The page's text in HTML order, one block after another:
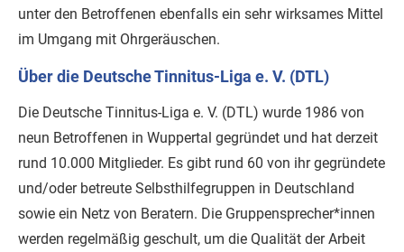
unter den Betroffenen ebenfalls ein sehr wirksames Mittel
im Umgang mit Ohrgeräuschen.
Über die Deutsche Tinnitus-Liga e. V. (DTL)
Die Deutsche Tinnitus-Liga e. V. (DTL) wurde 1986 von
neun Betroffenen in Wuppertal gegründet und hat derzeit
rund 10.000 Mitglieder. Es gibt rund 60 von ihr gegründete
und/oder betreute Selbsthilfegruppen in Deutschland
sowie ein Netz von Beratern. Die Gruppensprecher*innen
werden regelmäßig geschult, um die Qualität der Arbeit